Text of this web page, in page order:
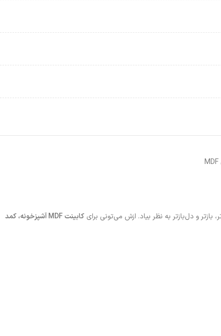
و دل‌بازتر به نظر بیاد. ازش می‌تونی برای
کابینت MDF آشپزخونه، کمد